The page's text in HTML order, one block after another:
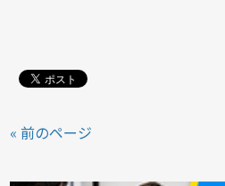
« 前のページ